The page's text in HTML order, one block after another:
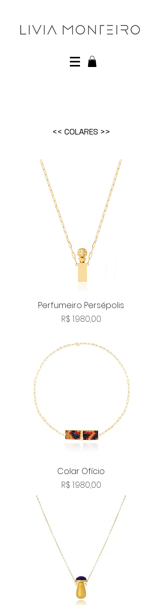
<< COLARES >>
Perfumeiro Persépolis
Preço
R$ 1.980,00
Colar Ofício
Preço
R$ 1.980,00